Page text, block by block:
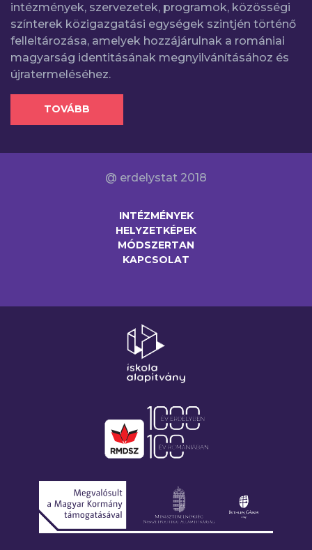
intézmények, szervezetek, programok, közösségi
színterek közigazgatási egységek szintjén történő
felleltározása, amelyek hozzájárulnak a romániai
magyarság identitásának megnyilvánításához és
újratermeléséhez.
TOVÁBB
@ erdelystat 2018
INTÉZMÉNYEK
HELYZETKÉPEK
MÓDSZERTAN
KAPCSOLAT